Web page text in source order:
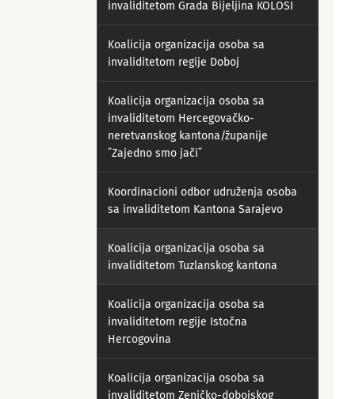
invaliditetom Grada Bijeljina KOLOSI
Koalicija organizacija osoba sa
invaliditetom regije Doboj
Koalicija organizacija osoba sa
invaliditetom Hercegovačko-
neretvanskog kantona/županije
˝Zajedno smo jači˝
Koordinacioni odbor udruženja osoba
sa invaliditetom Kantona Sarajevo
Koalicija organizacija osoba sa
invaliditetom Tuzlanskog kantona
Koalicija organizacija osoba sa
invaliditetom regije Istočna
Hercogovina
Koalicija organizacija osoba sa
invaliditetom Zeničko-dobojskog